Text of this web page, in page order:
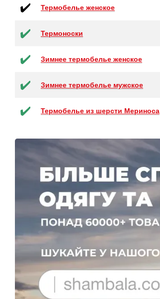
✔️ Термобелье женское
✔️ Термоноски
✔️ Зимнее термобелье женское
✔️ Зимнее термобелье мужское
✔️ Термобелье из шерсти Мериноса